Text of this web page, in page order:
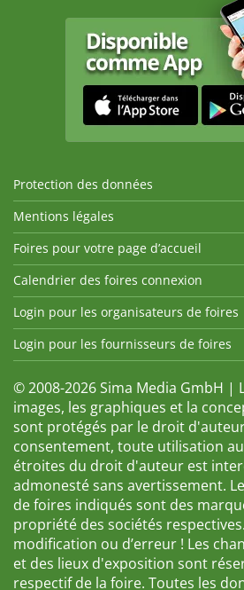
Protection des données
Mentions légales
Foires pour votre page d’accueil
Calendrier des foires connexion
Login pour les organisateurs de foires
Login pour les fournisseurs de foires
© 2008-2026 Sima Media GmbH |
images, les graphiques et la
sont protégés par le droit
consentement, toute utilisation
étroites du droit d'auteur est
admonesté sans avertissement.
de foires indiqués sont des
propriété des sociétés
modification ou d’erreur ! Les
et des lieux d'exposition sont
respectif de la foire. Toutes les